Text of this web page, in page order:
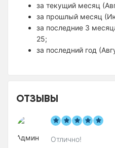
за текущий месяц
за прошлый месяц
за последние 3
25;
за последний год
ОТЗЫВЫ
Отлично!